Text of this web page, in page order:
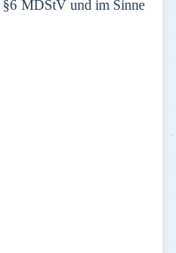
§6 MDStVund im Sinne